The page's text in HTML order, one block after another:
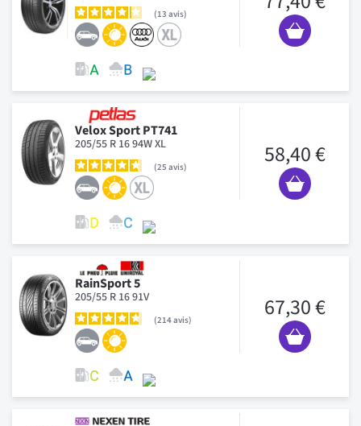
13 avis
Velox Sport PT741
205/55 R 16 94W XL
25 avis 58,40 €
RainSport 5
205/55 R 16 91V
214avis 67,30 €